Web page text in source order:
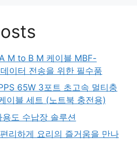
M to B M 케이블 MBF-
이터 전송을 위한 필수품
65W 3포트 초고속 멀티충
이블 세트 (노트북 충전용)
도 수납장 솔루션
리하게 요리의 즐거움을 만나